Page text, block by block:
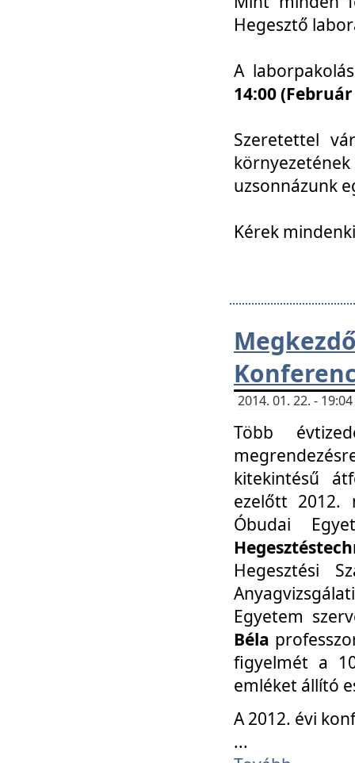
Hegesztő
A
14:00
Szeretettel
uzsonnázunk
Kérek
2014. 01. 22. -
Több
kitekintésű
ezelőtt 2012.
Óbudai
Hegesztési
Egyetem
Béla
figyelmét a
emléket állító
A 2012. évi
...